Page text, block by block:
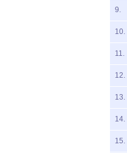
9.
10.
11.
12.
13.
14.
15.